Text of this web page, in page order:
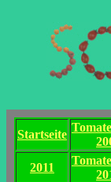
Startseite
2011